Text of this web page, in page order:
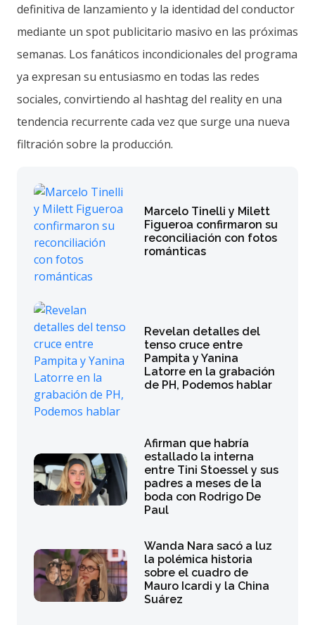
definitiva de lanzamiento y la identidad del conductor
mediante un spot publicitario masivo en las próximas
semanas. Los fanáticos incondicionales del programa
ya expresan su entusiasmo en todas las redes
sociales, convirtiendo al hashtag del reality en una
tendencia recurrente cada vez que surge una nueva
filtración sobre la producción.
Marcelo Tinelli y Milett
Figueroa confirmaron su
reconciliación con fotos
románticas
Revelan detalles del
tenso cruce entre
Pampita y Yanina
Latorre en la grabación
de PH, Podemos hablar
Afirman que habría
estallado la interna
entre Tini Stoessel y sus
padres a meses de la
boda con Rodrigo De
Paul
Wanda Nara sacó a luz
la polémica historia
sobre el cuadro de
Mauro Icardi y la China
Suárez